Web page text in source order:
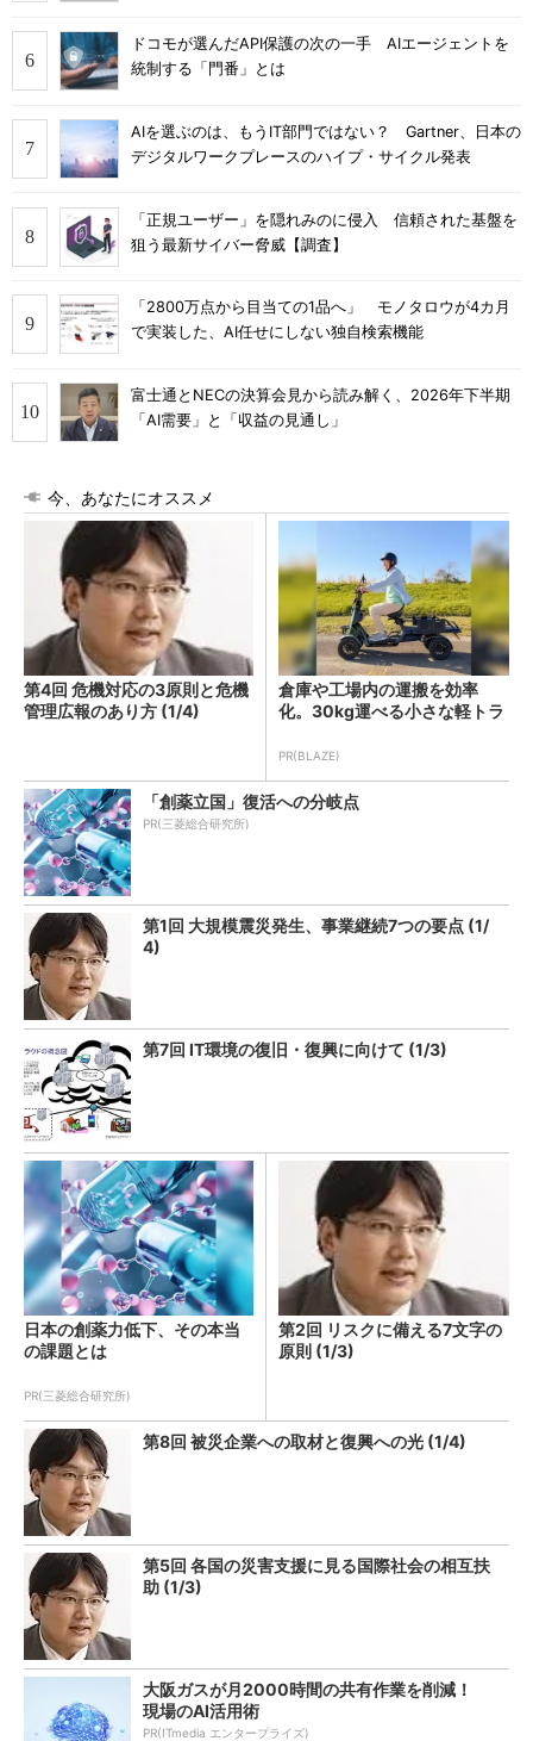
ドコモが選んだAPI保護の次の一手 AIエージェントを
統制する「門番」とは
AIを選ぶのは、もうIT部門ではない？ Gartner、日本の
デジタルワークプレースのハイプ・サイクル発表
「正規ユーザー」を隠れみのに侵入 信頼された基盤を
狙う最新サイバー脅威【調査】
「2800万点から目当ての1品へ」 モノタロウが4カ月
で実装した、AI任せにしない独自検索機能
富士通とNECの決算会見から読み解く、2026年下半期
「AI需要」と「収益の見通し」
今、あなたにオススメ
第4回 危機対応の3原則と危機
管理広報のあり方 (1/4)
倉庫や工場内の運搬を効率
化。30kg運べる小さな軽トラ
PR(BLAZE)
「創薬立国」復活への分岐点
PR(三菱総合研究所)
第1回 大規模震災発生、事業継続7つの要点 (1/
4)
第7回 IT環境の復旧・復興に向けて (1/3)
日本の創薬力低下、その本当
の課題とは
PR(三菱総合研究所)
第2回 リスクに備える7文字の
原則 (1/3)
第8回 被災企業への取材と復興への光 (1/4)
第5回 各国の災害支援に見る国際社会の相互扶
助 (1/3)
大阪ガスが月2000時間の共有作業を削減！
現場のAI活用術
PR(ITmedia エンタープライズ)